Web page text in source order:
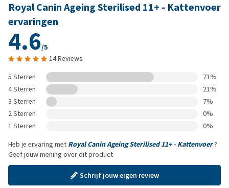
Royal Canin Ageing Sterilised 11+ - Kattenvoer
ervaringen
4.6/5
14 Reviews
5 Sterren
71%
4 Sterren
21%
3 Sterren
7%
2 Sterren
0%
1 Sterren
0%
Heb je ervaring met Royal Canin Ageing Sterilised 11+ - Kattenvoer?
Geef jouw mening over dit product
Schrijf jouw eigen review